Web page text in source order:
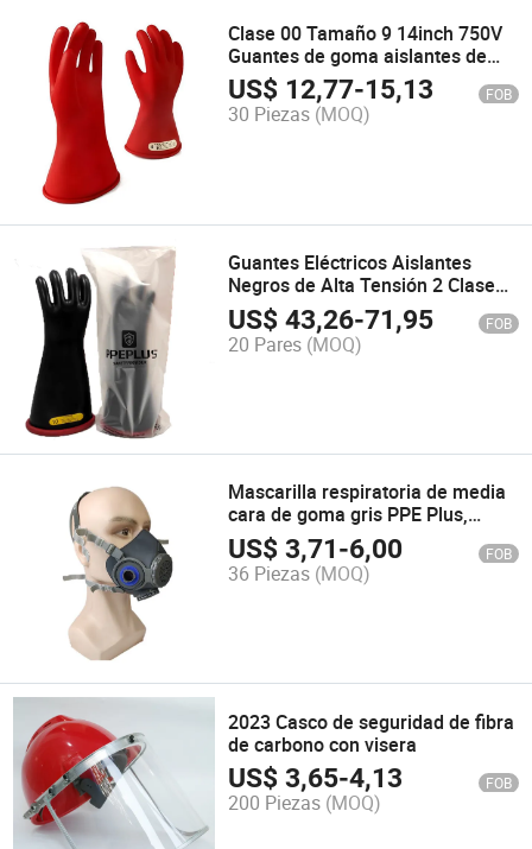
Clase 00 Tamaño 9 14inch 750V
Guantes de goma aislantes de
seguridad industrial para
electricistas
US$ 12,77-15,13 FOB
30 Piezas (MOQ)
Guantes Eléctricos Aislantes
Negros de Alta Tensión 2 Clase
de Toque Antichoque Eléctrico
25kv
US$43,26-71,95 FOB
20 Pares (MOQ)
Mascarilla respiratoria de media
cara de goma gris PPE Plus,
máscara de purificación de aire y
gas
US$3,71-6,00 FOB
36 Piezas (MOQ)
2023 Casco de seguridad de fibra
de carbono con visera
US$3,65-4,13 FOB
200 Piezas (MOQ)